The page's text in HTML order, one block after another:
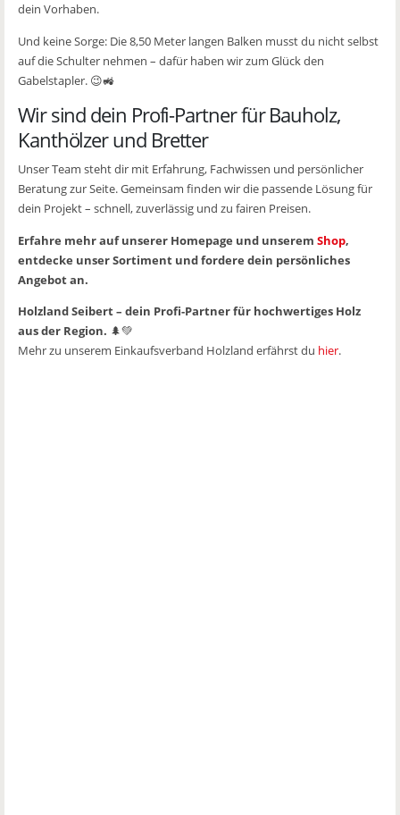
dein Vorhaben.
Und keine Sorge: Die 8,50 Meter langen Balken musst du nicht selbst
auf die Schulter nehmen – dafür haben wir zum Glück den
Gabelstapler. 😉🚜
Wir sind dein Profi-Partner für Bauholz,
Kanthölzer und Bretter
Unser Team steht dir mit Erfahrung, Fachwissen und persönlicher
Beratung zur Seite. Gemeinsam finden wir die passende Lösung für
dein Projekt – schnell, zuverlässig und zu fairen Preisen.
Erfahre mehr auf unserer Homepage und unserem Shop,
entdecke unser Sortiment und fordere dein persönliches
Angebot an.
Holzland Seibert – dein Profi-Partner für hochwertiges Holz
aus der Region. 🌲💚
Mehr zu unserem Einkaufsverband Holzland erfährst du hier.